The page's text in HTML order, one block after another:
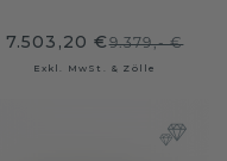
7.503,20 €9.379,- €
Exkl. MwSt. & Zölle